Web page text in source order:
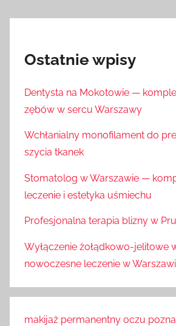
Ostatnie wpisy
Dentysta na Mokotowie —
zębów w sercu Warszawy
Wchłanialny monofilament do
szycia tkanek
Stomatolog w Warszawie —
leczenie i estetyka uśmiechu
Profesjonalna terapia blizny w
Wyłączenie żołądkowo-jelitowe
nowoczesne leczenie w
makijaż permanentny oczu